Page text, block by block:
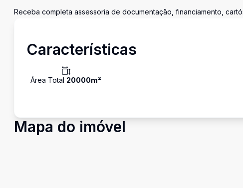
Receba completa assessoria de documentação, financiamento,
Características
Área Total 20000m²
Mapa do imóvel